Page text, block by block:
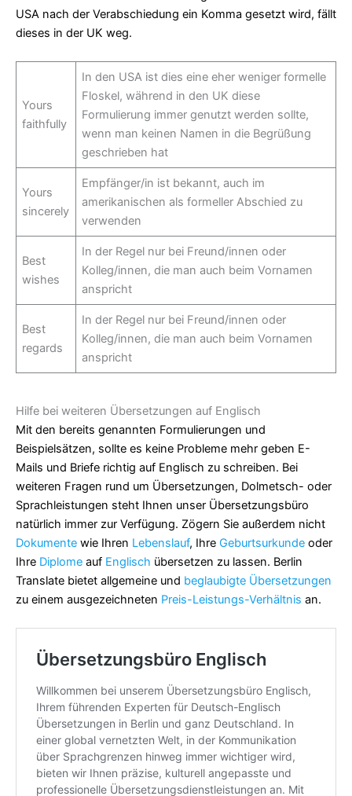
USA nach der Verabschiedung ein Komma gesetzt wird, fällt
dieses in der UK weg.
Yours
faithfully
In den USA ist dies eine eher weniger formelle
Floskel, während in den UK diese
Formulierung immer genutzt werden sollte,
wenn man keinen Namen in die Begrüßung
geschrieben hat
Yours
sincerely
Empfänger/in ist bekannt, auch im
amerikanischen als formeller Abschied zu
verwenden
Best
wishes
In der Regel nur bei Freund/innen oder
Kolleg/innen, die man auch beim Vornamen
anspricht
Best
regards
In der Regel nur bei Freund/innen oder
Kolleg/innen, die man auch beim Vornamen
anspricht
Hilfe bei weiteren Übersetzungen auf Englisch
Mit den bereits genannten Formulierungen und
Beispielsätzen, sollte es keine Probleme mehr geben E-
Mails und Briefe richtig auf Englisch zu schreiben. Bei
weiteren Fragen rund um Übersetzungen, Dolmetsch- oder
Sprachleistungen steht Ihnen unser Übersetzungsbüro
natürlich immer zur Verfügung. Zögern Sie außerdem nicht
Dokumente wie Ihren Lebenslauf, Ihre Geburtsurkunde oder
Ihre Diplome auf Englisch übersetzen zu lassen. Berlin
Translate bietet allgemeine und beglaubigte Übersetzungen
zu einem ausgezeichneten Preis-Leistungs-Verhältnis an.